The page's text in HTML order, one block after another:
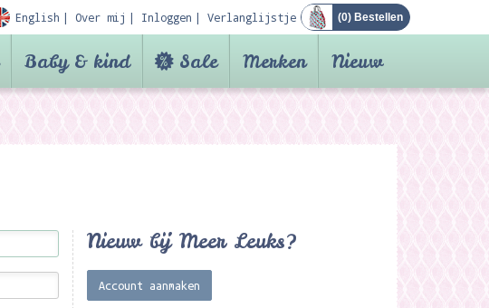
English Over mij Inloggen Verlanglijstje (0) Bestellen
Baby & kind Sale Merken Nieuw
Nieuw bij Meer Leuks?
Account aanmaken